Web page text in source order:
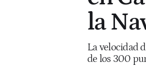
la
La velocidad
de los 300